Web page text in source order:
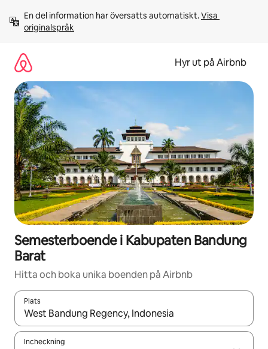
innehåll
En del information har översatts automatiskt. Visa
originalspråk
Hyr ut på Airbnb
Semesterboende i Kabupaten Bandung
Barat
Hitta och boka unika boenden på Airbnb
Plats
När resultaten är tillgängliga kan du navigera med upp- och
Incheckning